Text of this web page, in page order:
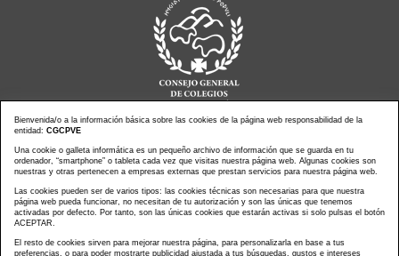
Noticias actualidad
Agenda de Actos
Revistas
PressClip
Multimedias
Contacto
Aviso Legal
Política Privacidad
Política Cookies
Bienvenida/o a la información básica sobre las cookies de la página web responsabilidad de la
entidad: CGCPVE
Una cookie o galleta informática es un pequeño archivo de información que se guarda en tu
ordenador, “smartphone” o tableta cada vez que visitas nuestra página web. Algunas cookies son
nuestras y otras pertenecen a empresas externas que prestan servicios para nuestra página web.
Las cookies pueden ser de varios tipos: las cookies técnicas son necesarias para que nuestra
página web pueda funcionar, no necesitan de tu autorización y son las únicas que tenemos
activadas por defecto. Por tanto, son las únicas cookies que estarán activas si solo pulsas el botón
ACEPTAR.
El resto de cookies sirven para mejorar nuestra página, para personalizarla en base a tus
preferencias, o para poder mostrarte publicidad ajustada a tus búsquedas, gustos e intereses